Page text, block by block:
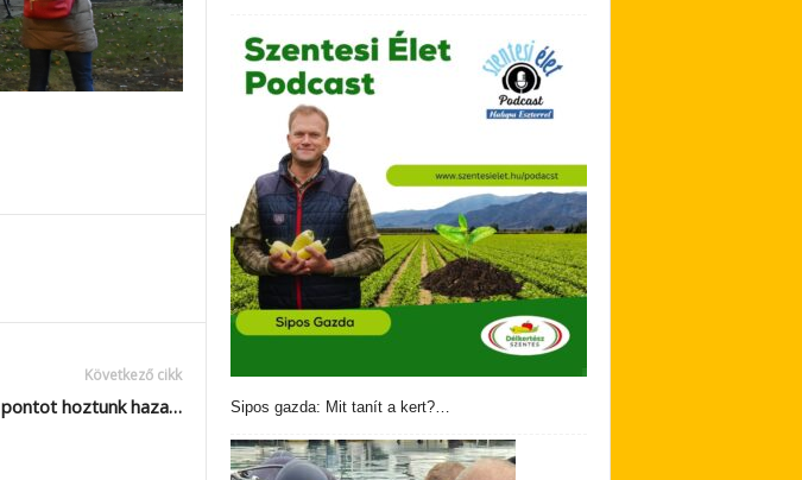
Következő cikk
pontot hoztunk haza… Sipos gazda: Mit tanít a kert?…